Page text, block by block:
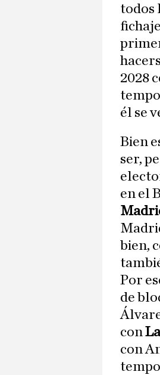
todos
2028
él se
Bien
ser,
en el
bien,
Por
de
con
con